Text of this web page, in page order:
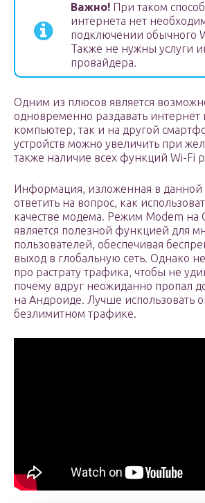
Важно! При таком
интернета нет
подключении обычного
Также не нужны услуги
провайдера.
Одним из плюсов является
одновременно раздавать интернет
компьютер, так и на другой
устройств можно увеличить при
также наличие всех функций Wi-Fi
Информация, изложенная в данной
ответить на вопрос, как
качестве модема. Режим Modem на
является полезной функцией для
пользователей, обеспечивая
выход в глобальную сеть. Однако
про растрату трафика, чтобы не
почему вдруг неожиданно пропал
на Андроиде. Лучше использовать
безлимитном трафике.